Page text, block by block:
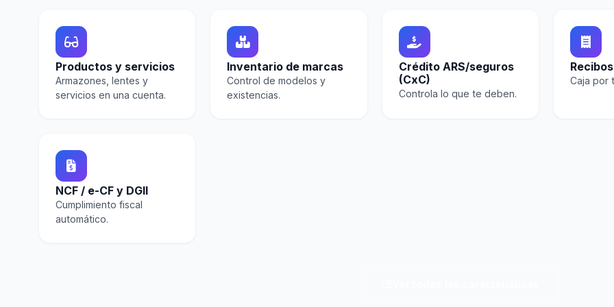
Productos y servicios
Armazones, lentes y
servicios en una cuenta.
Inventario de marcas
Control de modelos y
existencias.
Crédito ARS/seguros
(CxC)
Controla lo que te deben.
Caja por
NCF / e-CF y DGII
Cumplimiento fiscal
automático.